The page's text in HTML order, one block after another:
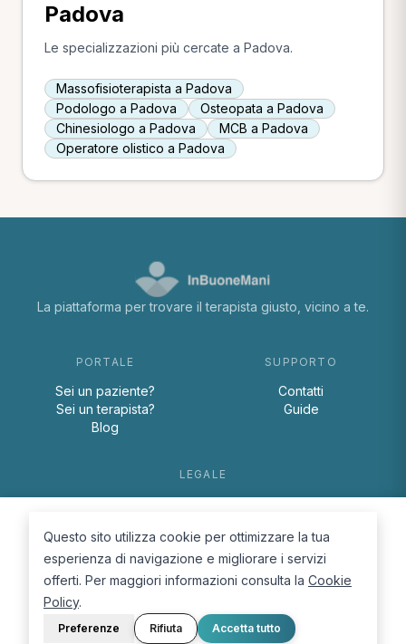
Padova
Le specializzazioni più cercate a Padova.
Massofisioterapista a Padova
Podologo a Padova
Osteopata a Padova
Chinesiologo a Padova
MCB a Padova
Operatore olistico a Padova
La piattaforma per trovare il terapista giusto, vicino a te.
PORTALE
Sei un paziente?
Sei un terapista?
Blog
SUPPORTO
Contatti
Guide
LEGALE
Cookie Policy
Questo sito utilizza cookie per ottimizzare la tua
esperienza di navigazione e migliorare i servizi
offerti. Per maggiori informazioni consulta la Cookie
Policy.
Preferenze Rifiuta Accetta tutto